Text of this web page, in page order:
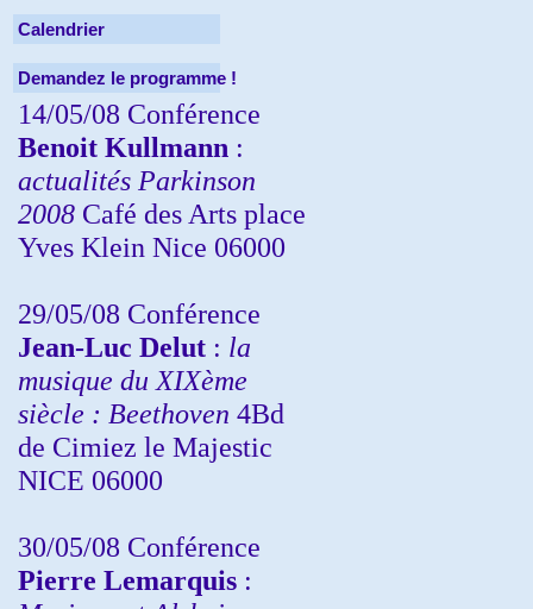
Calendrier
Demandez le programme !
14/05/08 Conférence
Benoit Kullmann :
actualités Parkinson
2008 Café des Arts place
Yves Klein Nice 06000
29/05/08 Conférence
Jean-Luc Delut : la
musique du XIXème
siècle : Beethoven 4Bd
de Cimiez le Majestic
NICE 06000
30/05/08 Conférence
Pierre Lemarquis :